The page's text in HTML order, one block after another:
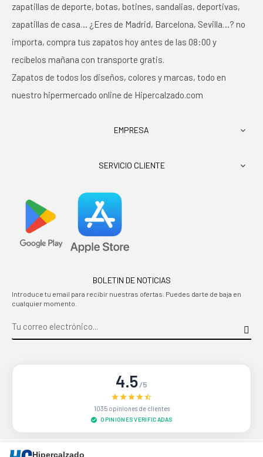
zapatillas de deporte, botas, botines, sandalias, deportivas,
zapatillas de casa… ¿Eres de Madrid, Barcelona, Sevilla…? no
importa, compra tus zapatos hoy antes de las 08:00 y
recíbelos mañana con transporte gratis.
Zapatos de todos los diseños, colores y marcas, todo en
nuestro hipermercado online de Hipercalzado.com
EMPRESA 
SERVICIO CLIENTE 
BOLETIN DE NOTICIAS
Introduce tu email para recibir nuestras ofertas. Puedes darte de baja en
cualquier momento.
4.5/5
1035 opiniones de clientes
OPINIONES VERIFICADAS
Sitio protegido por reCAPTCHA.
Hipercalzado